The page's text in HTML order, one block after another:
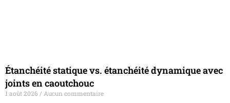
Étanchéité statique vs. étanchéité dynamique avec
joints en caoutchouc
1 août 2026
Aucun commentaire